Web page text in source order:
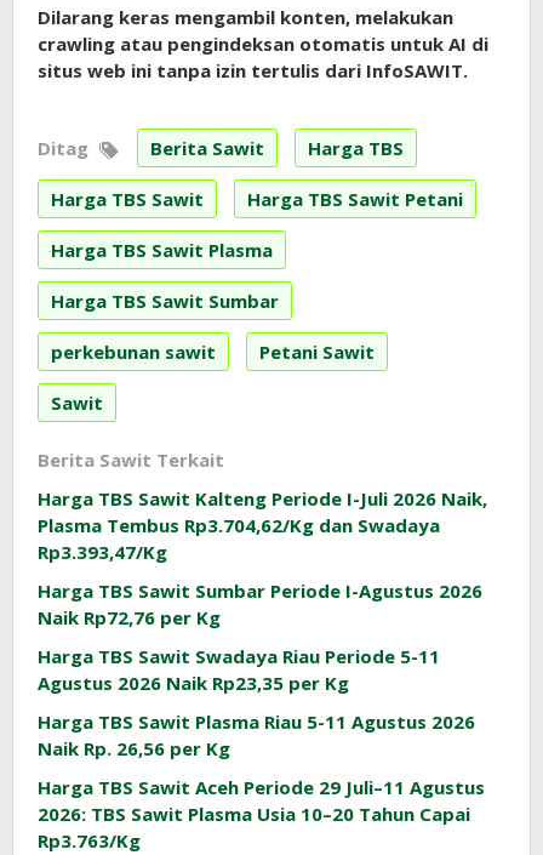
Dilarang keras mengambil konten, melakukan
crawling atau pengindeksan otomatis untuk AI di
situs web ini tanpa izin tertulis dari InfoSAWIT.
Ditag Berita Sawit Harga TBS
Harga TBS Sawit Harga TBS Sawit Petani
Harga TBS Sawit Plasma
Harga TBS Sawit Sumbar
perkebunan sawit Petani Sawit
Sawit
Berita Sawit Terkait
Harga TBS Sawit Kalteng Periode I-Juli 2026 Naik,
Plasma Tembus Rp3.704,62/Kg dan Swadaya
Rp3.393,47/Kg
Harga TBS Sawit Sumbar Periode I-Agustus 2026
Naik Rp72,76 per Kg
Harga TBS Sawit Swadaya Riau Periode 5-11
Agustus 2026 Naik Rp23,35 per Kg
Harga TBS Sawit Plasma Riau 5-11 Agustus 2026
Naik Rp. 26,56 per Kg
Harga TBS Sawit Aceh Periode 29 Juli–11 Agustus
2026: TBS Sawit Plasma Usia 10–20 Tahun Capai
Rp3.763/Kg